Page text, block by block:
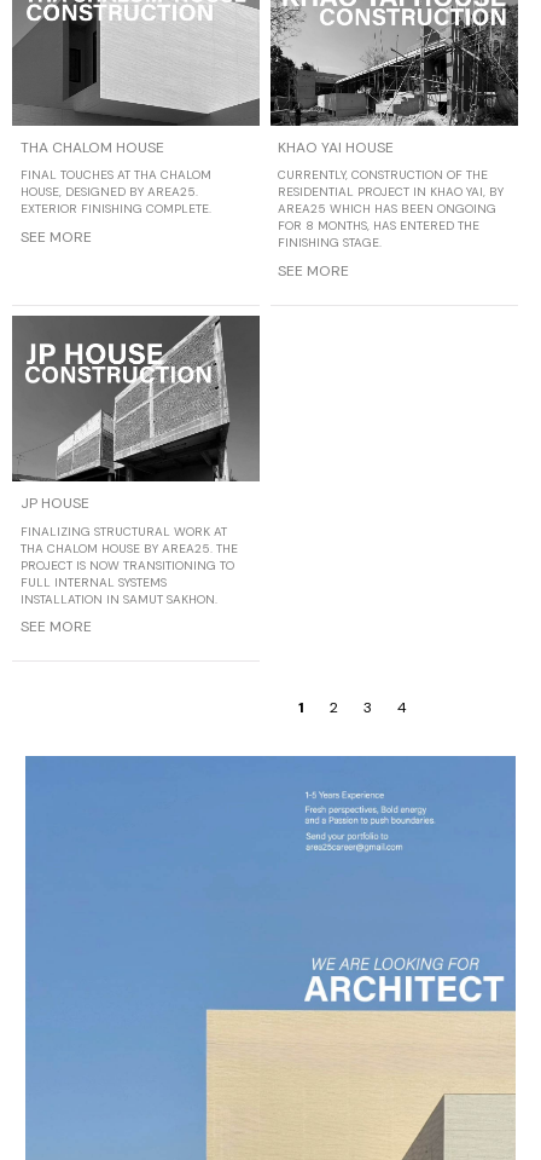
THA CHALOM HOUSE
FINAL TOUCHES AT THA CHALOM
HOUSE, DESIGNED BY AREA25.
EXTERIOR FINISHING COMPLETE.
SEE MORE
KHAO YAI HOUSE
CURRENTLY, CONSTRUCTION OF THE
RESIDENTIAL PROJECT IN KHAO YAI, BY
AREA25 WHICH HAS BEEN ONGOING
FOR 8 MONTHS, HAS ENTERED THE
FINISHING STAGE.
SEE MORE
JP HOUSE
FINALIZING STRUCTURAL WORK AT
THA CHALOM HOUSE BY AREA25. THE
PROJECT IS NOW TRANSITIONING TO
FULL INTERNAL SYSTEMS
INSTALLATION IN SAMUT SAKHON.
SEE MORE
1 2 3 4